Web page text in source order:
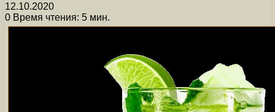
12.10.2020
0 Время чтения: 5 мин.